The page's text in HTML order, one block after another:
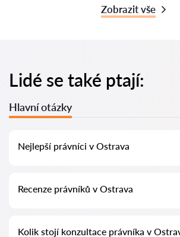
Zobrazit vše
Lidé se také ptají:
Hlavní otázky
Nejlepší právníci v Ostrava
kompletními informacemi. Ceny, recenze,
Recenze právníků v Ostrava
neodstraňujeme negativní recenze a není možné
Kolik stojí konzultace právníka v